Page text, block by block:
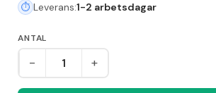
Leverans:1-2 arbetsdagar
ANTAL
- +